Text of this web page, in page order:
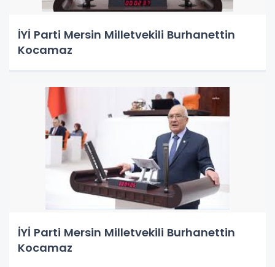
İYİ Parti Mersin Milletvekili Burhanettin
Kocamaz
İYİ Parti Mersin Milletvekili Burhanettin
Kocamaz